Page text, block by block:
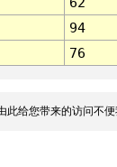
94
76
此给您带来的访问不